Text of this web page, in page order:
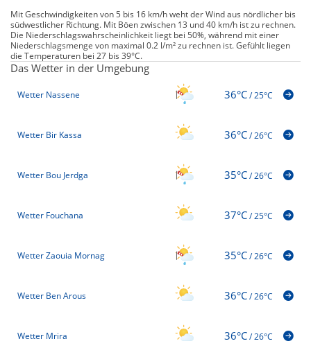
Mit Geschwindigkeiten von 5 bis 16 km/h weht der Wind aus nördlicher bis
südwestlicher Richtung. Mit Böen zwischen 13 und 40 km/h ist zu rechnen.
Die Niederschlagswahrscheinlichkeit liegt bei 50%, während mit einer
Niederschlagsmenge von maximal 0.2 l/m² zu rechnen ist. Gefühlt liegen
die Temperaturen bei 27 bis 39°C.
Das Wetter in der Umgebung
Wetter Nassene 36°C/25°C
Wetter Bir Kassa 36°C/26°C
Wetter Bou Jerdga 35°C/26°C
Wetter Fouchana 37°C/25°C
Wetter Zaouia Mornag 35°C/26°C
Wetter Ben Arous 36°C/26°C
Wetter Mrira 36°C/26°C